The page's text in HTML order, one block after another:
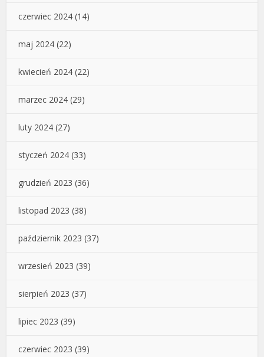
czerwiec 2024 (14)
maj 2024 (22)
kwiecień 2024 (22)
marzec 2024 (29)
luty 2024 (27)
styczeń 2024 (33)
grudzień 2023 (36)
listopad 2023 (38)
październik 2023 (37)
wrzesień 2023 (39)
sierpień 2023 (37)
lipiec 2023 (39)
czerwiec 2023 (39)